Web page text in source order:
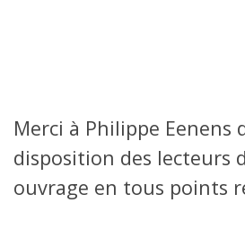
Merci à Philippe Eenens
disposition des lecteurs
ouvrage en tous points